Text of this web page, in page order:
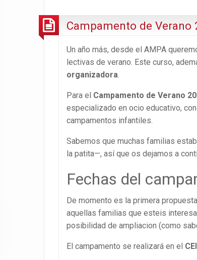
Campamento de Verano
Un año más, desde el AMPA
lectivas de verano. Este curso,
organizadora.
Para el Campamento de Verano
especializado en ocio educativo,
campamentos infantiles.
Sabemos que muchas familias
la patita—, así que os dejamos a
Fechas del
De momento es la primera
aquellas familias que esteis
posibilidad de ampliacion (como
El campamento se realizará en el